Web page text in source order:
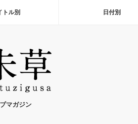
トル別 日付別
マガジン